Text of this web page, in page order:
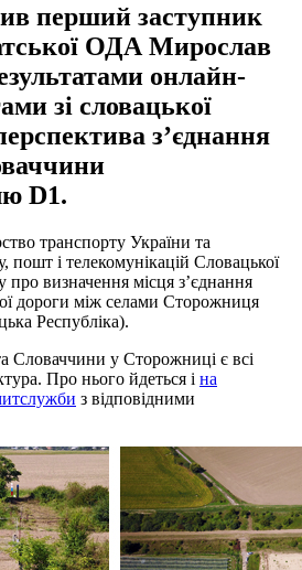
перший заступник
ОДА Мирослав
онлайн-
зі словацької
з’єднання
D1.
транспорту України та
пошт і телекомунікацій Словацької
про визначення місця з’єднання
дороги між селами Сторожниця
Республіка).
Словаччини у Сторожниці є всі
Про нього йдеться і на
з відповідними